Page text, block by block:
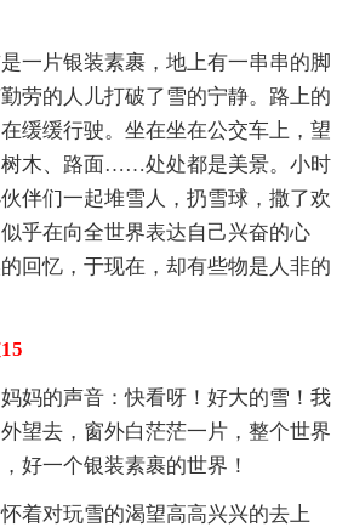
一片银装素裹，地上有一串串的脚
劳的人儿打破了雪的宁静。路上的
缓缓行驶。坐在坐在公交车上，望
树木、路面……处处都是美景。小时
伴们一起堆雪人，扔雪球，撒了欢
乎在向全世界表达自己兴奋的心
回忆，于现在，却有些物是人非的
妈的声音：快看呀！好大的雪！我
望去，窗外白茫茫一片，整个世界
好一个银装素裹的世界！
着对玩雪的渴望高高兴兴的去上